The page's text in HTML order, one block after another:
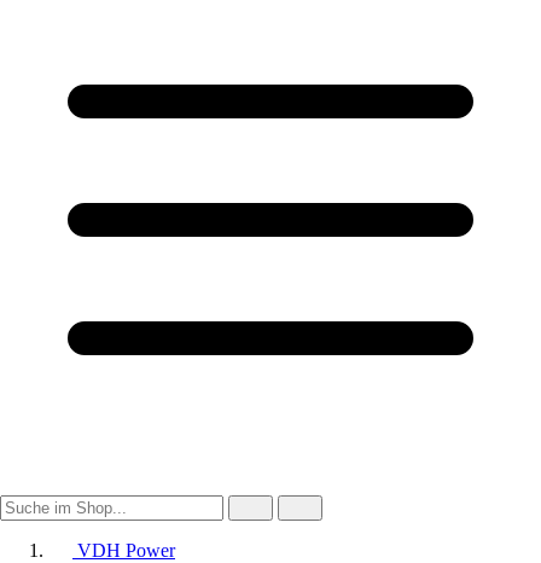
VDH Power